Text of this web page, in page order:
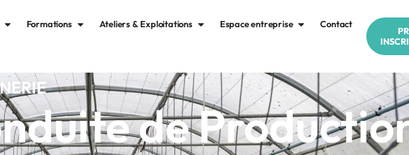
Formations Ateliers & Exploitations Espace entreprise Contact
de